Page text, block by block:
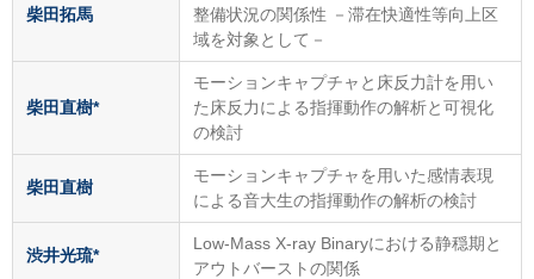
柴田拓馬
整備状況の関係性 －滞在快適性等向上区
域を対象として－
柴田直樹*
モーションキャプチャと床反力計を用い
た床反力による指揮動作の解析と可視化
の検討
柴田直樹
モーションキャプチャを用いた感情表現
による音大生の指揮動作の解析の検討
渋井光琉*
Low-Mass X-ray Binaryにおける静穏期と
アウトバーストの関係